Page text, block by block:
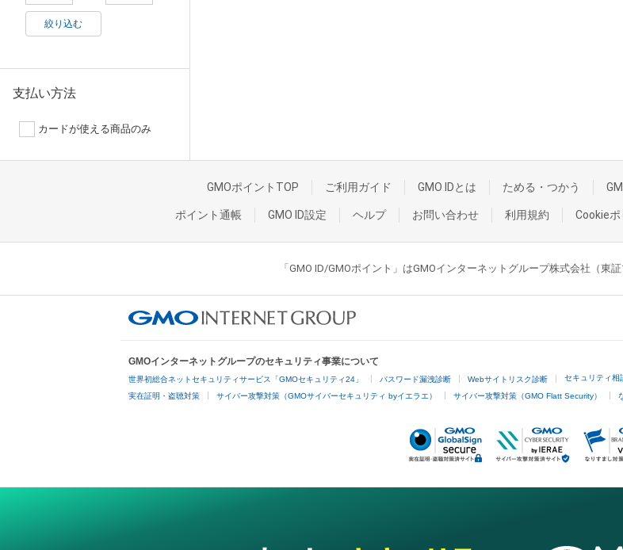
絞り込む
支払い方法
カードが使える商品のみ
GMOポイントTOP ご利用ガイド GMO IDとは ためる・つかう
ポイント通帳 GMO ID設定 ヘルプ お問い合わせ 利用規約 Cookieポ
「GMO ID/GMOポイント」はGMOインターネットグループ株式会社（東
GMOインターネットグループのセキュリティ事業について
世界初総合ネットセキュリティサービス「GMOセキュリティ24」 パスワード漏洩診断 Webサイトリスク診断 セキュリティ相
実在証明・盗聴対策 サイバー攻撃対策（GMOサイバーセキュリティ byイエラエ） サイバー攻撃対策（GMO Flatt Security）